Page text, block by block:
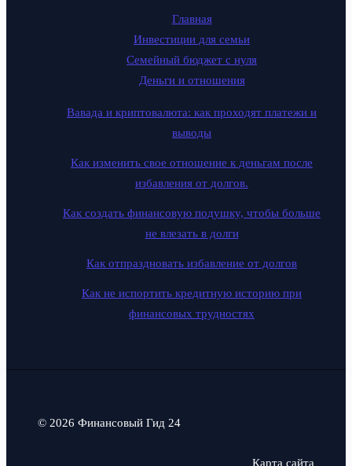
Главная
Инвестиции для семьи
Семейный бюджет с нуля
Деньги и отношения
Вавада и криптовалюта: как проходят платежи и
выводы
Как изменить свое отношение к деньгам после
избавления от долгов.
Как создать финансовую подушку, чтобы больше
не влезать в долги
Как отпраздновать избавление от долгов
Как не испортить кредитную историю при
финансовых трудностях
© 2026 Финансовый Гид 24
Карта сайта